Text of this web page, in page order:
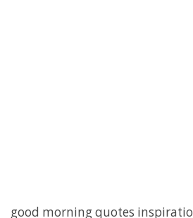
good morning quotes